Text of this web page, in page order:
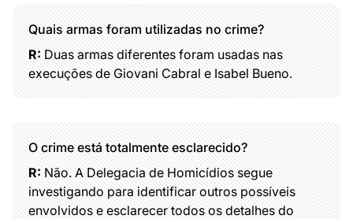
Quais armas foram utilizadas no crime?
R:Duas armas diferentes foram usadas nas
execuções de Giovani Cabral e Isabel Bueno.
O crime está totalmente esclarecido?
R:Não. A Delegacia de Homicídios segue
investigando para identificar outros possíveis
envolvidos e esclarecer todos os detalhes do